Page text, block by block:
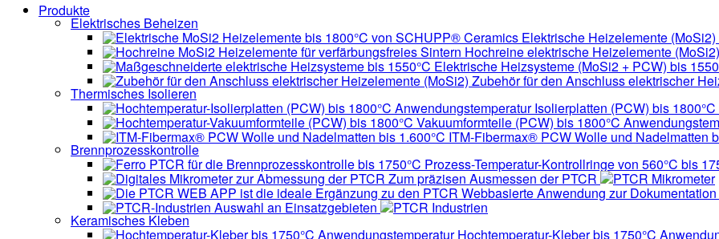
Produkte
Elektrisches Beheizen
Elektrische Heizelemente
Hochreine elektrische Heizelemente
Elektrische Heizsysteme (MoSi2 + PCW) bis
Zubehör für den Anschluss elektrischer
Thermisches Isolieren
Isolierplatten (PCW) bis
Vakuumformteile (PCW) bis 1800°C
ITM-Fibermax® PCW Wolle und Nadelmatten
Brennprozesskontrolle
Prozess-Temperatur-Kontrollringe von 560°C bis
Zum präzisen Ausmessen der PTCR PTCR Mikrometer
Webbasierte Anwendung zur
Auswahl an Einsatzgebieten PTCR Industrien
Keramisches Kleben
Hochtemperatur-Kleber bis 1750°C